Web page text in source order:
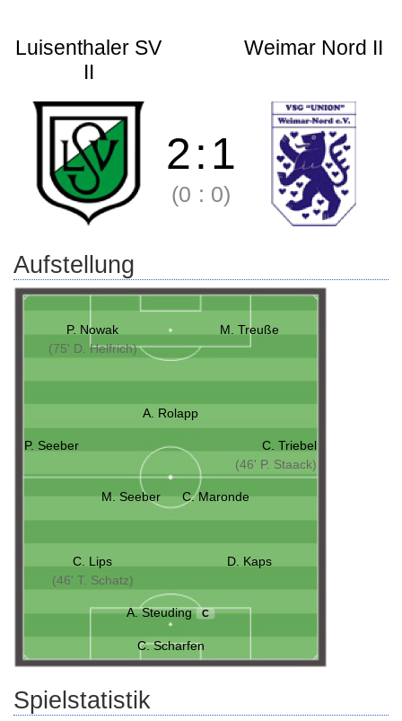
Luisenthaler SV
II
Weimar Nord II
2:1
(0 : 0)
Aufstellung
P. Nowak
(75' D. Helfrich)
M. Treuße
A. Rolapp
P. Seeber
C. Triebel
(46' P. Staack)
M. Seeber C. Maronde
C. Lips
(46' T. Schatz)
D. Kaps
A. Steuding C
C. Scharfen
Spielstatistik